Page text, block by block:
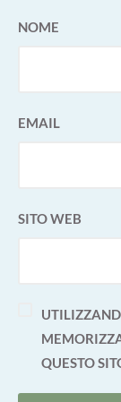
NOME
EMAIL
SITO WEB
QUESTO